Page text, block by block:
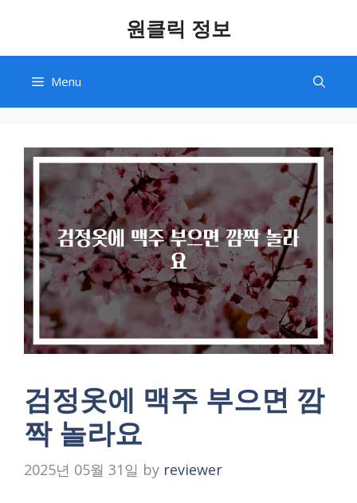
content
원클릭 정보
Menu
검정옷에 맥주 부으면 깜
짝 놀라요
2025년 05월 31일 by reviewer